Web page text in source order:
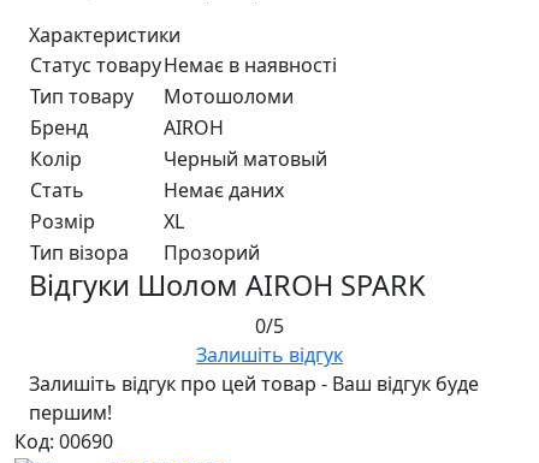
Характеристики
Статус товаруНемає в наявності
Тип товару
Мотошоломи
Бренд
AIROH
Колір
Черный матовый
Стать
Немає даних
Розмір
XL
Тип візора
Прозорий
Відгуки Шолом AIROH SPARK
0/5
Залишіть відгук
Залишіть відгук про цей товар - Ваш відгук буде
першим!
Код: 00690